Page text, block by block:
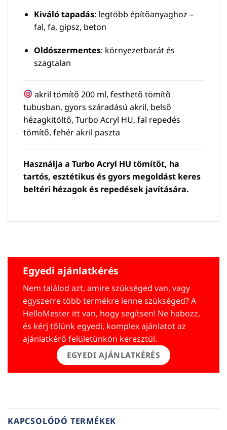
Kiváló tapadás: legtöbb építőanyaghoz –
fal, fa, gipsz, beton
Oldószermentes: környezetbarát és
szagtalan
akril tömítő 200 ml, festhető tömítő
tubusban, gyors száradású akril, belső
hézagkitöltő, Turbo Acryl HU, fal repedés
tömítő, fehér akril paszta
Használja a Turbo Acryl HU tömítőt, ha
tartós, esztétikus és gyors megoldást keres
beltéri hézagok és repedések javítására.
Egyedi ajánlatkérés
Nem találod azt, amire szükséged van, vagy
egyszerre több termékre lenne szükséged? A
HelloMester itt van, hogy segítsen! Ne habozz,
és kérj tőlünk egyedi, komplex ajánlatot az
ajánlatkérő felületünkön keresztül.
EGYEDI AJÁNLATKÉRÉS
KAPCSOLÓDÓ TERMÉKEK